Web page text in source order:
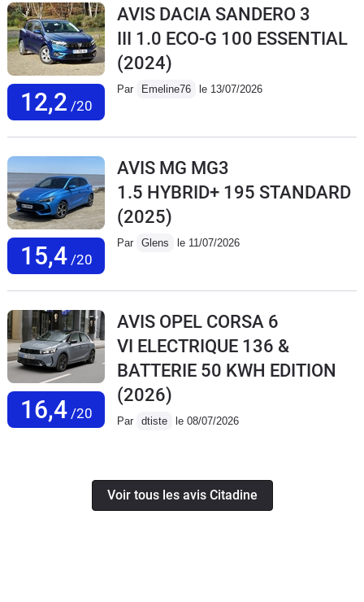
12,2 /20
AVIS DACIA SANDERO 3
III 1.0 ECO-G 100 ESSENTIAL
(2024)
Par Emeline76 le 13/07/2026
15,4/20
AVIS MG MG3
1.5 HYBRID+ 195 STANDARD
(2025)
Par Glens le 11/07/2026
16,4/20
AVIS OPEL CORSA 6
VI ELECTRIQUE 136 &
BATTERIE 50 KWH EDITION
(2026)
Par dtiste le 08/07/2026
Voir tous les avis Citadine